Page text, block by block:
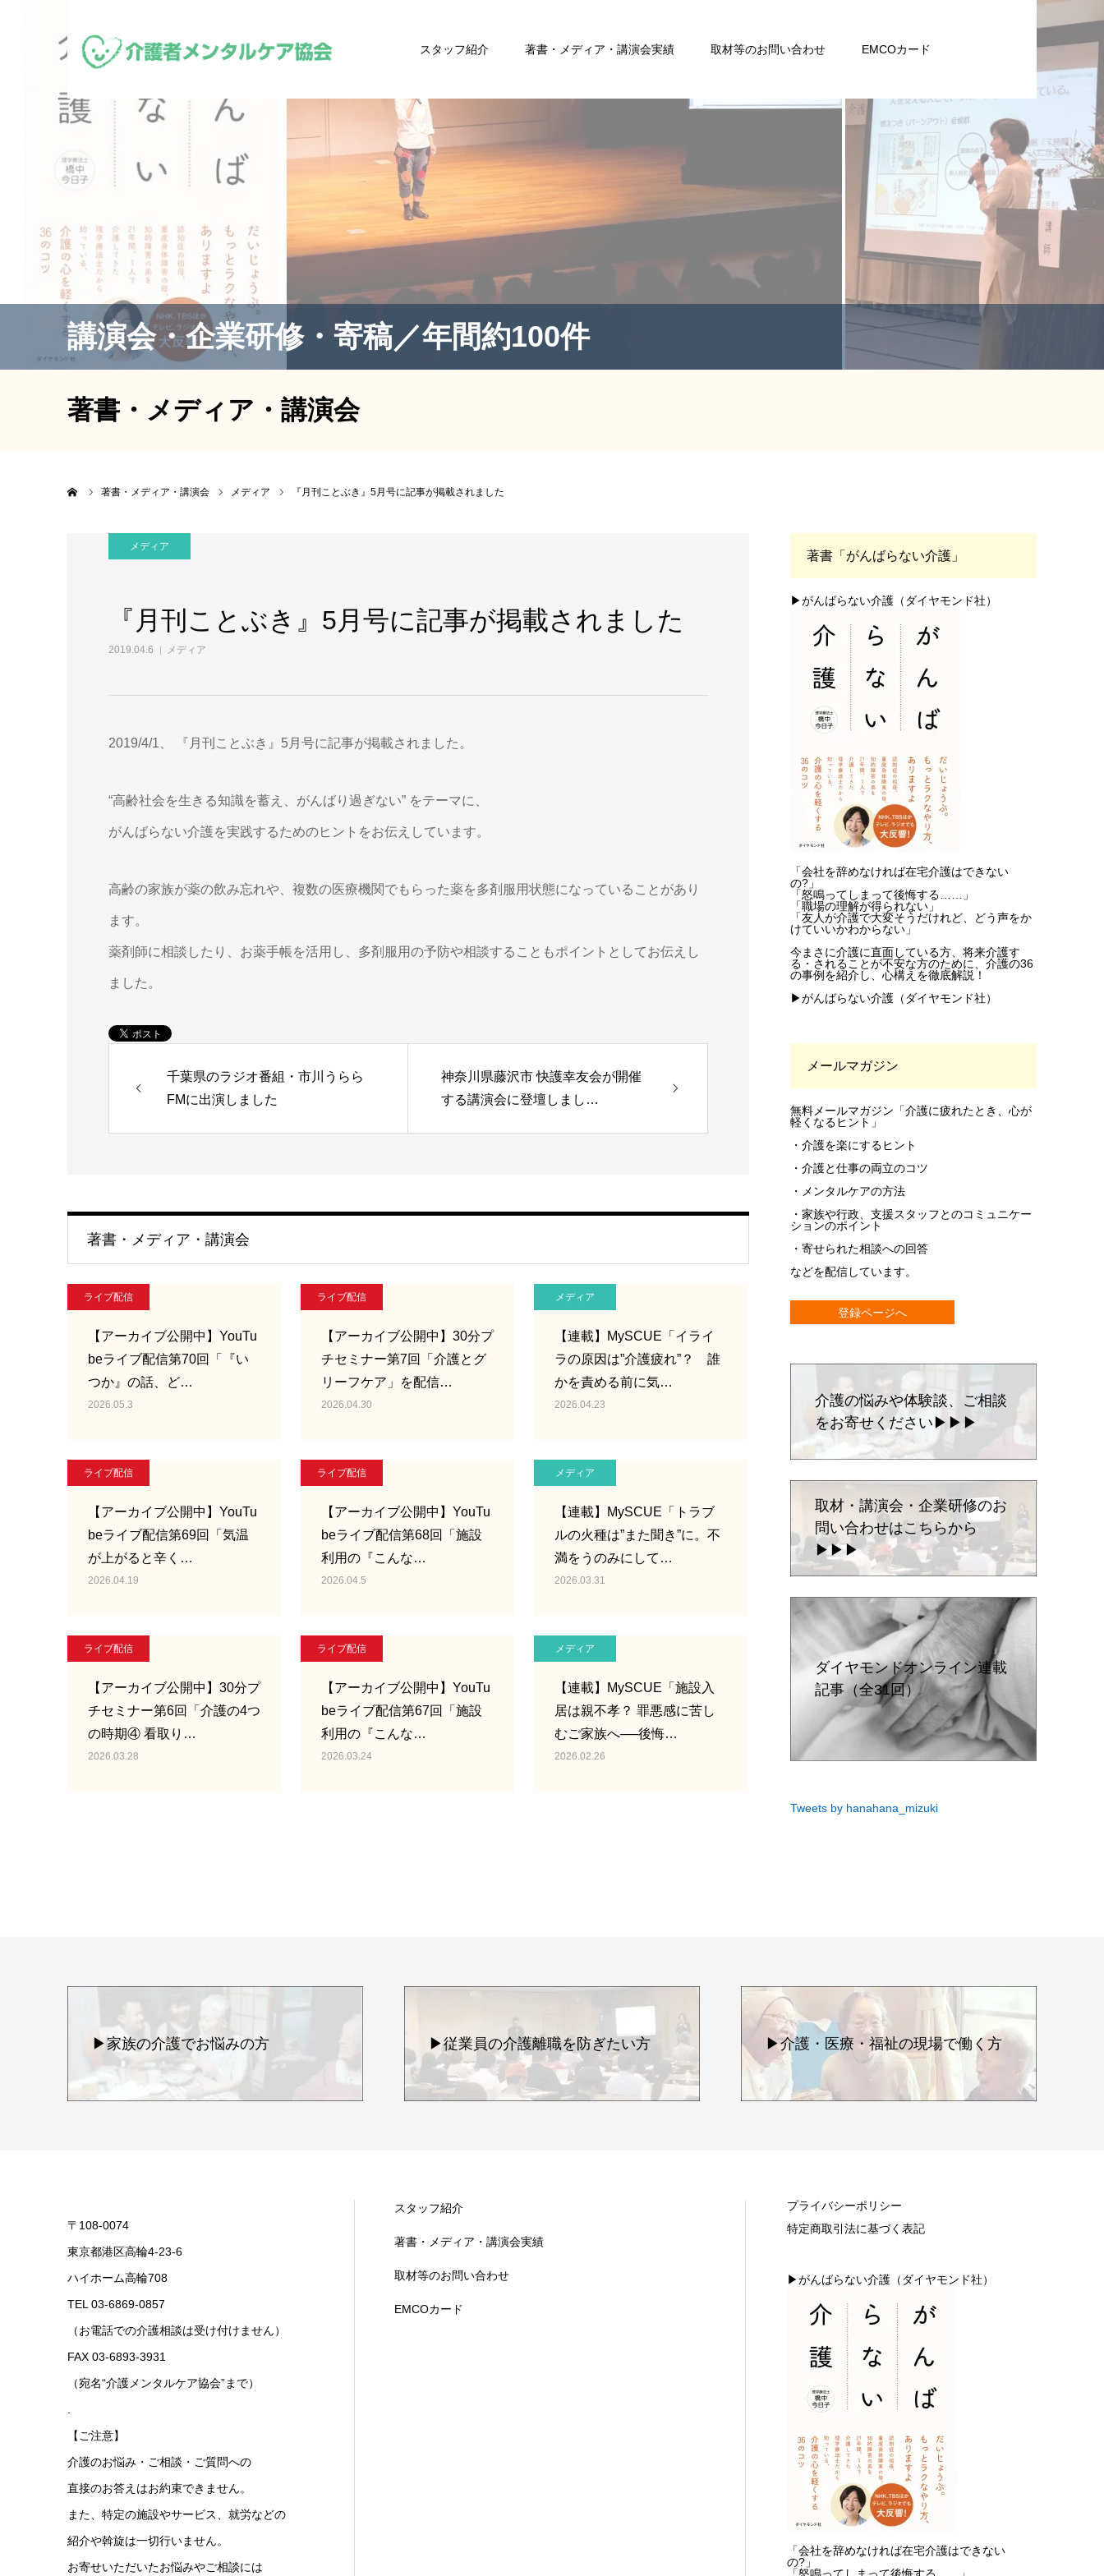
スタッフ紹介 著書・メディア・講演会実績 取材等のお問い合わせ EMCOカード
講演会・企業研修・寄稿／年間約100件
著書・メディア・講演会
著書・メディア・講演会 メディア 『月刊ことぶき』5月号に記事が掲載されました
メディア
『月刊ことぶき』5月号に記事が掲載されました
2019.04.6 メディア
2019/4/1、 『月刊ことぶき』5月号に記事が掲載されました。
“高齢社会を生きる知識を蓄え、がんばり過ぎない” をテーマに、
がんばらない介護を実践するためのヒントをお伝えしています。
高齢の家族が薬の飲み忘れや、複数の医療機関でもらった薬を多剤服用状態になっていることがあり
ます。
薬剤師に相談したり、お薬手帳を活用し、多剤服用の予防や相談することもポイントとしてお伝えし
ました。
千葉県のラジオ番組・市川うらら
FMに出演しました
神奈川県藤沢市 快護幸友会が開催
する講演会に登壇しまし…
著書・メディア・講演会
ライブ配信
【アーカイブ公開中】YouTu
beライブ配信第70回「『い
つか』の話、ど…
2026.05.3
ライブ配信
【アーカイブ公開中】30分プ
チセミナー第7回「介護とグ
リーフケア」を配信…
2026.04.30
メディア
【連載】MySCUE「イライ
ラの原因は”介護疲れ”？ 誰
かを責める前に気…
2026.04.23
ライブ配信
【アーカイブ公開中】YouTu
beライブ配信第69回「気温
が上がると辛く…
2026.04.19
ライブ配信
【アーカイブ公開中】YouTu
beライブ配信第68回「施設
利用の『こんな…
2026.04.5
メディア
【連載】MySCUE「トラブ
ルの火種は”また聞き”に。不
満をうのみにして…
2026.03.31
ライブ配信
【アーカイブ公開中】30分プ
チセミナー第6回「介護の4つ
の時期④ 看取り…
2026.03.28
ライブ配信
【アーカイブ公開中】YouTu
beライブ配信第67回「施設
利用の『こんな…
2026.03.24
メディア
【連載】MySCUE「施設入
居は親不孝？ 罪悪感に苦し
むご家族へ──後悔…
2026.02.26
著書「がんばらない介護」
▶がんばらない介護（ダイヤモンド社）
「会社を辞めなければ在宅介護はできない
の?」
「怒鳴ってしまって後悔する……」
「職場の理解が得られない」
「友人が介護で大変そうだけれど、どう声をか
けていいかわからない」
今まさに介護に直面している方、将来介護す
る・されることが不安な方のために、介護の36
の事例を紹介し、心構えを徹底解説！
▶がんばらない介護（ダイヤモンド社）
メールマガジン
無料メールマガジン「介護に疲れたとき、心が
軽くなるヒント」
・介護を楽にするヒント
・介護と仕事の両立のコツ
・メンタルケアの方法
・家族や行政、支援スタッフとのコミュニケー
ションのポイント
・寄せられた相談への回答
などを配信しています。
登録ページへ
介護の悩みや体験談、ご相談
をお寄せください▶▶▶
取材・講演会・企業研修のお
問い合わせはこちらから
▶▶▶
ダイヤモンドオンライン連載
記事（全31回）
Tweets by hanahana_mizuki
▶家族の介護でお悩みの方 ▶従業員の介護離職を防ぎたい方 ▶介護・医療・福祉の現場で働く方
〒108-0074
東京都港区高輪4-23-6
ハイホーム高輪708
TEL 03-6869-0857
（お電話での介護相談は受け付けません）
FAX 03-6893-3931
（宛名“介護メンタルケア協会”まで）
【ご注意】
介護のお悩み・ご相談・ご質問への
直接のお答えはお約束できません。
また、特定の施設やサービス、就労などの
紹介や斡旋は一切行いません。
お寄せいただいたお悩みやご相談には
スタッフ紹介
著書・メディア・講演会実績
取材等のお問い合わせ
EMCOカード
プライバシーポリシー
特定商取引法に基づく表記
▶がんばらない介護（ダイヤモンド社）
「会社を辞めなければ在宅介護はできない
の?」